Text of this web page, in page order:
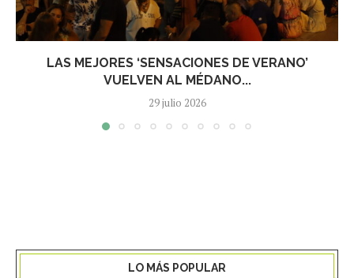
LAS MEJORES ‘SENSACIONES DE VERANO’
VUELVEN AL MÉDANO...
29 julio 2026
LO MÁS POPULAR